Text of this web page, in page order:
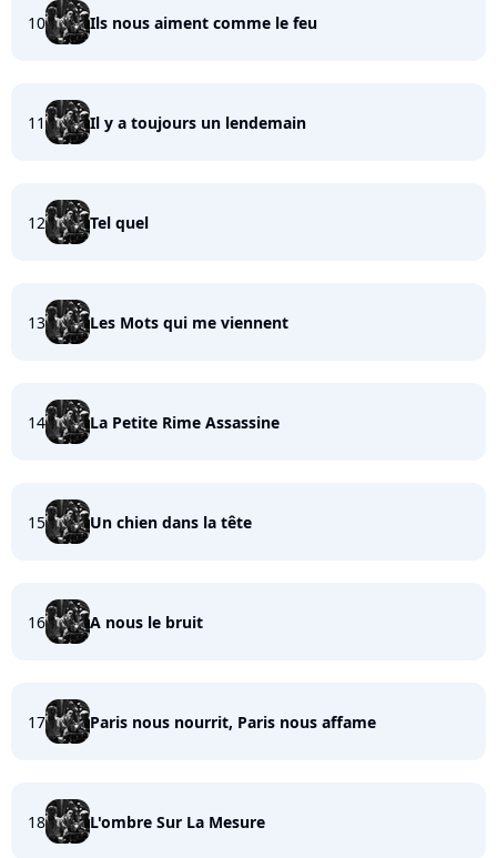
10 Ils nous aiment comme le feu
11 Il y a toujours un lendemain
12 Tel quel
13 Les Mots qui me viennent
14 La Petite Rime Assassine
15 Un chien dans la tête
16 A nous le bruit
17 Paris nous nourrit, Paris nous affame
18 L'ombre Sur La Mesure